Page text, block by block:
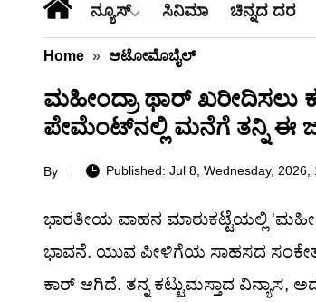
ನ್ಯೂಸ್ ಸಿನಿಮಾ ಚಿನ್ನದ ದರ
Home » ಆಟೋಮೊಬೈಲ್
ಮಹೀಂದ್ರಾ ಥಾರ್ ಖರೀದಿಸಲು
ಪೇಮೆಂಟ್‌ನಲ್ಲಿ ಮನೆಗೆ ತನ್ನಿ ಈ
By Published: Jul 8, Wednesday, 2026,
ಭಾರತೀಯ ವಾಹನ ಮಾರುಕಟ್ಟೆಯಲ್ಲಿ
ಭಾವನೆ. ಯುವ ಪೀಳಿಗೆಯ ಸಾಹಸದ
ಕಾರ್ ಆಗಿದೆ. ತನ್ನ ಕಟ್ಟುಮಸ್ತಾದ ವಿನ್ಯಾಸ,